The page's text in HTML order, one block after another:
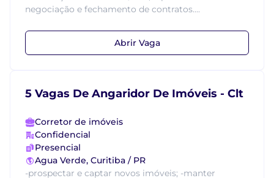
negociação e fechamento de contratos....
Abrir Vaga
5 Vagas De Angaridor De Imóveis - Clt
Corretor de imóveis
Confidencial
Presencial
Agua Verde, Curitiba / PR
-prospectar e captar novos imóveis; -manter